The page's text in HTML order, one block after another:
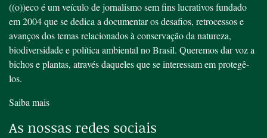
((o))eco é um veículo de jornalismo sem fins lucrativos fundado
em 2004 que se dedica a documentar os desafios, retrocessos e
avanços dos temas relacionados à conservação da natureza,
biodiversidade e política ambiental no Brasil. Queremos dar voz a
bichos e plantas, através daqueles que se interessam em protegê-
los.
Saiba mais
As nossas redes sociais